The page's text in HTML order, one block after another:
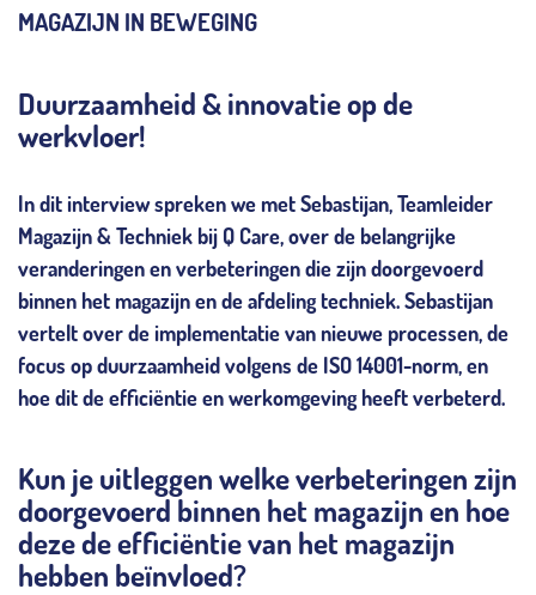
MAGAZIJN IN BEWEGING
Duurzaamheid & innovatie op de
werkvloer!
In dit interview spreken we met Sebastijan, Teamleider
Magazijn & Techniek bij Q Care, over de belangrijke
veranderingen en verbeteringen die zijn doorgevoerd
binnen het magazijn en de afdeling techniek. Sebastijan
vertelt over de implementatie van nieuwe processen, de
focus op duurzaamheid volgens de ISO 14001-norm, en
hoe dit de efficiëntie en werkomgeving heeft verbeterd.
Kun je uitleggen welke verbeteringen zijn
doorgevoerd binnen het magazijn en hoe
deze de efficiëntie van het magazijn
hebben beïnvloed?